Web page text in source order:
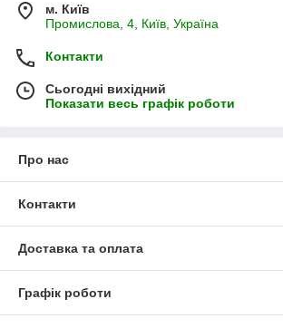
м. Київ
Промислова, 4, Київ, Україна
Контакти
Сьогодні вихідний
Показати весь графік роботи
Про нас
Контакти
Доставка та оплата
Графік роботи